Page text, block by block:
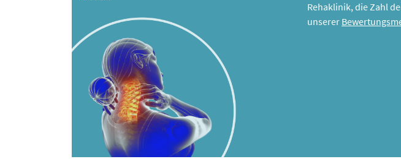
Rehaklinik, die Zahl
unserer